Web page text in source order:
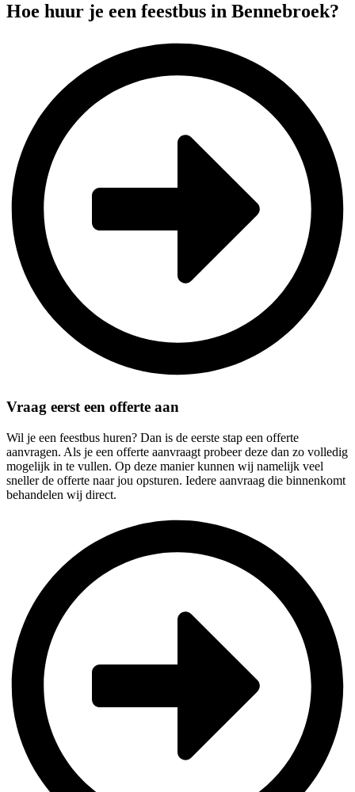
Hoe huur je een feestbus in Bennebroek?
Vraag eerst een offerte aan
Wil je een feestbus huren? Dan is de eerste stap een offerte
aanvragen. Als je een offerte aanvraagt probeer deze dan zo volledig
mogelijk in te vullen. Op deze manier kunnen wij namelijk veel
sneller de offerte naar jou opsturen. Iedere aanvraag die binnenkomt
behandelen wij direct.